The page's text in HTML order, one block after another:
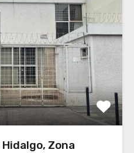
Zona